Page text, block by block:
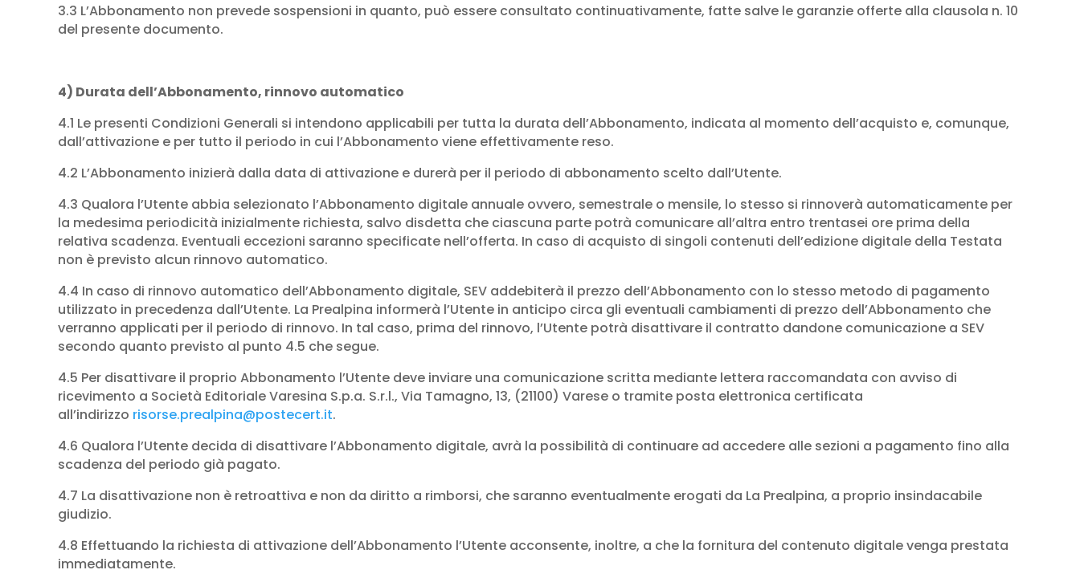
3.3 L’Abbonamento non prevede sospensioni in quanto, può essere consultato continuativamente, fatte salve le garanzie offerte alla clausola n. 10
del presente documento.
4) Durata dell’Abbonamento, rinnovo automatico
4.1 Le presenti Condizioni Generali si intendono applicabili per tutta la durata dell’Abbonamento, indicata al momento dell’acquisto e, comunque,
dall’attivazione e per tutto il periodo in cui l’Abbonamento viene effettivamente reso.
4.2 L’Abbonamento inizierà dalla data di attivazione e durerà per il periodo di abbonamento scelto dall’Utente.
4.3 Qualora l’Utente abbia selezionato l’Abbonamento digitale annuale ovvero, semestrale o mensile, lo stesso si rinnoverà automaticamente per
la medesima periodicità inizialmente richiesta, salvo disdetta che ciascuna parte potrà comunicare all’altra entro trentasei ore prima della
relativa scadenza. Eventuali eccezioni saranno specificate nell’offerta. In caso di acquisto di singoli contenuti dell’edizione digitale della Testata
non è previsto alcun rinnovo automatico.
4.4 In caso di rinnovo automatico dell’Abbonamento digitale, SEV addebiterà il prezzo dell’Abbonamento con lo stesso metodo di pagamento
utilizzato in precedenza dall’Utente. La Prealpina informerà l’Utente in anticipo circa gli eventuali cambiamenti di prezzo dell’Abbonamento che
verranno applicati per il periodo di rinnovo. In tal caso, prima del rinnovo, l’Utente potrà disattivare il contratto dandone comunicazione a SEV
secondo quanto previsto al punto 4.5 che segue.
4.5 Per disattivare il proprio Abbonamento l’Utente deve inviare una comunicazione scritta mediante lettera raccomandata con avviso di
ricevimento a Società Editoriale Varesina S.p.a. S.r.l., Via Tamagno, 13, (21100) Varese o tramite posta elettronica certificata
all’indirizzo risorse.prealpina@postecert.it.
4.6 Qualora l’Utente decida di disattivare l’Abbonamento digitale, avrà la possibilità di continuare ad accedere alle sezioni a pagamento fino alla
scadenza del periodo già pagato.
4.7 La disattivazione non è retroattiva e non da diritto a rimborsi, che saranno eventualmente erogati da La Prealpina, a proprio insindacabile
giudizio.
4.8 Effettuando la richiesta di attivazione dell’Abbonamento l’Utente acconsente, inoltre, a che la fornitura del contenuto digitale venga prestata
immediatamente.